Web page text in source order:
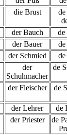
die Brust
der Bauch
der Bauer
der Schmied
der
Schuhmacher
de
der Fleischer de
der Lehrer de
der Priester
de